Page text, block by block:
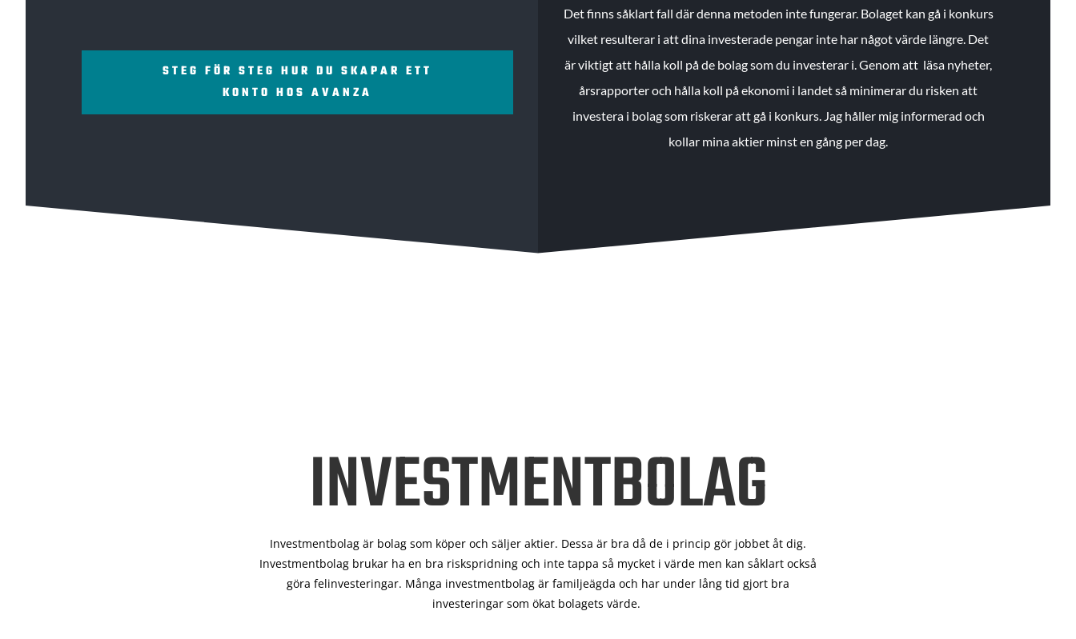
STEG FÖR STEG HUR DU SKAPAR ETT
KONTO HOS AVANZA
Det finns såklart fall där denna metoden inte fungerar. Bolaget kan gå i konkurs
vilket resulterar i att dina investerade pengar inte har något värde längre. Det
är viktigt att hålla koll på de bolag som du investerar i. Genom att läsa nyheter,
årsrapporter och hålla koll på ekonomi i landet så minimerar du risken att
investera i bolag som riskerar att gå i konkurs. Jag håller mig informerad och
kollar mina aktier minst en gång per dag.
INVESTMENTBOLAG
Investmentbolag är bolag som köper och säljer aktier. Dessa är bra då de i princip gör jobbet åt dig.
Investmentbolag brukar ha en bra riskspridning och inte tappa så mycket i värde men kan såklart också
göra felinvesteringar. Många investmentbolag är familjeägda och har under lång tid gjort bra
investeringar som ökat bolagets värde.